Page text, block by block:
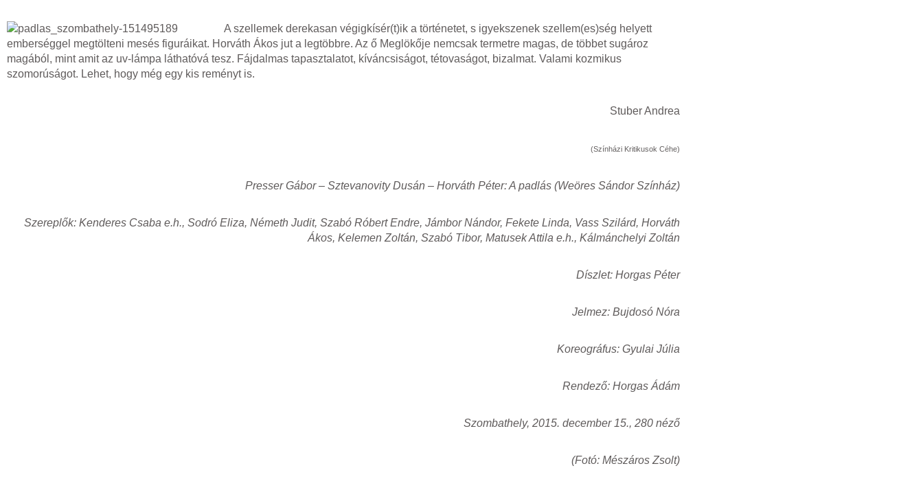
A szellemek derekasan végigkísér(t)ik a történetet, s igyekszenek szellem(es)ség helyett
emberséggel megtölteni mesés figuráikat. Horváth Ákos jut a legtöbbre. Az ő Meglökője nemcsak termetre magas, de többet sugároz
magából, mint amit az uv-lámpa láthatóvá tesz. Fájdalmas tapasztalatot, kíváncsiságot, tétovaságot, bizalmat. Valami kozmikus
szomorúságot. Lehet, hogy még egy kis reményt is.
Stuber Andrea
(Színházi Kritikusok Céhe)
Presser Gábor – Sztevanovity Dusán – Horváth Péter: A padlás (Weöres Sándor Színház)
Szereplők: Kenderes Csaba e.h., Sodró Eliza, Németh Judit, Szabó Róbert Endre, Jámbor Nándor, Fekete Linda, Vass Szilárd, Horváth
Ákos, Kelemen Zoltán, Szabó Tibor, Matusek Attila e.h., Kálmánchelyi Zoltán
Díszlet: Horgas Péter
Jelmez: Bujdosó Nóra
Koreográfus: Gyulai Júlia
Rendező: Horgas Ádám
Szombathely, 2015. december 15., 280 néző
(Fotó: Mészáros Zsolt)